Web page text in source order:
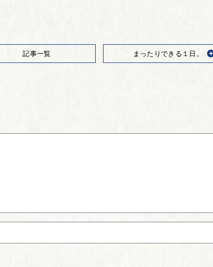
記事一覧 まったりできる１日。